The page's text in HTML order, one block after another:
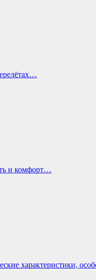
и комфорт…
характеристики,